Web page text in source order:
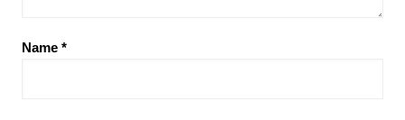
Name *